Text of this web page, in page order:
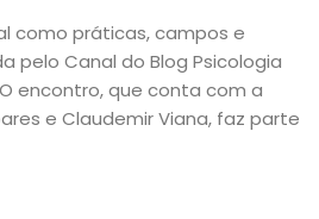
como práticas, campos e
pelo Canal do Blog Psicologia
O encontro, que conta com a
e Claudemir Viana, faz parte